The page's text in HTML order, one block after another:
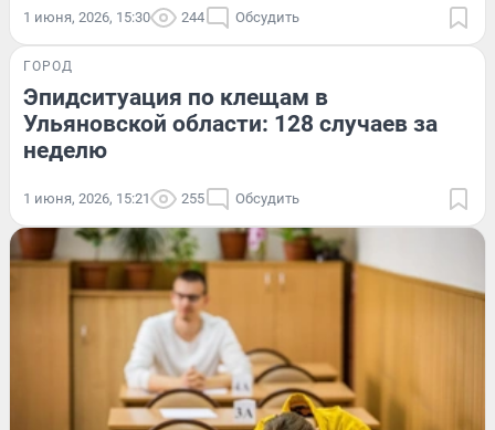
1 июня, 2026, 15:30 244 Обсудить
ГОРОД
Эпидситуация по клещам в
Ульяновской области: 128 случаев за
неделю
1 июня, 2026, 15:21 255 Обсудить